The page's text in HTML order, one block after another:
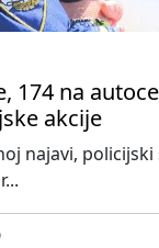
174 na
akcije
najavi, policijski